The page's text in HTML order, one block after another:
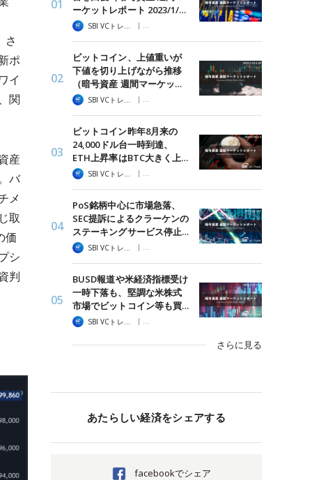
さ
ポ
イ
関
産
バ
メ
取
価
シ
判
ーケットレポート 2023/1/…
|
暗号資産 週間マーケットレポート
ビットコイン、上値重いが
下値を切り上げながら推移
（暗号資産 週間マーケッ…
|
暗号資産 週間マーケットレポート
ビットコイン昨年8月来の
24,000ドル台一時到達、
ETH上昇率はBTC大きく上…
|
暗号資産 週間マーケットレポート
PoS銘柄中心に市場急落、
SEC提訴によるクラーケンの
ステーキングサービス停止…
|
暗号資産 週間マーケットレポート
BUSD報道や米経済指標受け
一時下落も、堅調な米株式
市場でビットコイン等も買…
|
暗号資産 週間マーケットレポート
さらに見る
あたらしい経済をシェアする
facebookでシェア